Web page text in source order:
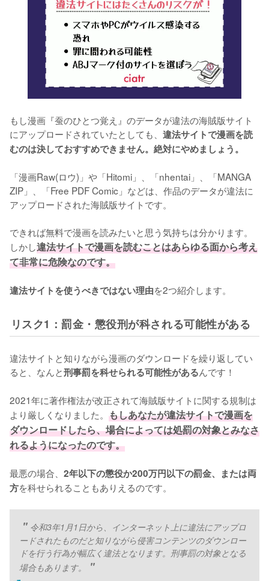
もし漫画『蚕のひとつ覚え』のデータが違法の海賊版サイト
にアップロードされていたとしても、 違法サイトで漫画を読
むのは決しておすすめできません。絶対にやめましょう。
「漫画Raw(ロウ)」や「Hitomi」、「nhentai」、「MANGA
ZIP」、「Free PDF Comic」などは、作品のデータが違法に
アップロードされた海賊版サイトです。
できれば無料で漫画を読みたいと思う気持ちは分かります。
しかし違法サイトで漫画を読むことはあらゆる面から考え
て非常に危険なのです。
違法サイトを使うべきではない理由を2つ紹介します。
リスク1：罰金・懲役刑が科される可能性がある
違法サイトと知りながら漫画のダウンロードを繰り返してい
ると、なんと刑事罰を科せられる可能性があるんです！
2021年に著作権法が改正されて海賊版サイトに関する規制は
より厳しくなりました。 もしあなたが違法サイトで漫画を
ダウンロードしたら、場合によっては処罰の対象とみなさ
れるようになったのです。
最悪の場合、 2年以下の懲役か200万円以下の罰金、または両
方を科せられることもありえるのです。
令和3年1月1日から、インターネット上に違法にアップロ
ードされたものだと知りながら侵害コンテンツのダウンロー
ドを行う行為が幅広く違法となります。刑事罰の対象となる
場合もあります。